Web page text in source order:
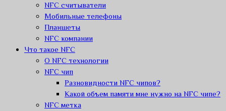
NFC считыватели
Мобильные телефоны
Планшеты
NFC компании
Что такое NFC
О NFC технологии
NFC чип
Разновидности NFC чипов?
Какой объем памяти мне нужно на NFC чипе?
NFC метка